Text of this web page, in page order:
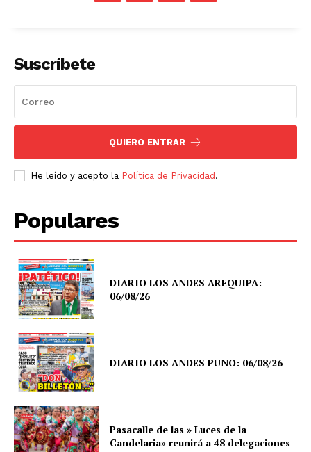
Suscríbete
QUIERO ENTRAR
He leído y acepto la Política de Privacidad .
Populares
DIARIO LOS ANDES AREQUIPA:
06/08/26
DIARIO LOS ANDES PUNO: 06/08/26
Pasacalle de las » Luces de la
Candelaria» reunirá a 48 delegaciones